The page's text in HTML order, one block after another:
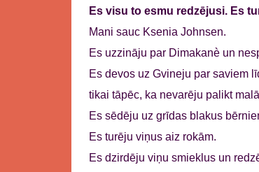
Es visu to esmu redzējusi. Es
Mani sauc Ksenia Johnsen.
Es uzzināju par Dimakanè un
Es devos uz Gvineju par saviem
tikai tāpēc, ka nevarēju palikt
Es sēdēju uz grīdas blakus
Es turēju viņus aiz rokām.
Es dzirdēju viņu smieklus un